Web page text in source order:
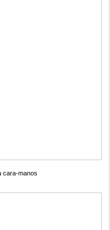
cara-manos